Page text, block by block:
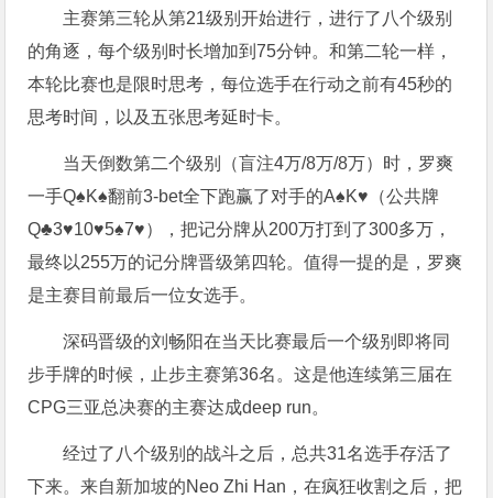
主赛第三轮从第21级别开始进行，进行了八个级别
的角逐，每个级别时长增加到75分钟。和第二轮一样，
本轮比赛也是限时思考，每位选手在行动之前有45秒的
思考时间，以及五张思考延时卡。
当天倒数第二个级别（盲注4万/8万/8万）时，罗爽
一手Q♠K♠翻前3-bet全下跑赢了对手的A♠K♥（公共牌
Q♣3♥10♥5♠7♥），把记分牌从200万打到了300多万，
最终以255万的记分牌晋级第四轮。值得一提的是，罗爽
是主赛目前最后一位女选手。
深码晋级的刘畅阳在当天比赛最后一个级别即将同
步手牌的时候，止步主赛第36名。这是他连续第三届在
CPG三亚总决赛的主赛达成deep run。
经过了八个级别的战斗之后，总共31名选手存活了
下来。来自新加坡的Neo Zhi Han，在疯狂收割之后，把